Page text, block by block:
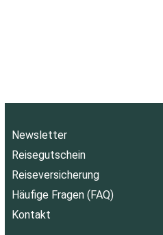
Newsletter
Reisegutschein
Reiseversicherung
Häufige Fragen (FAQ)
Kontakt